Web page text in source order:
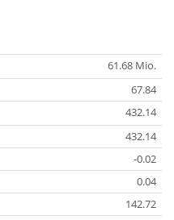
61.68 Mio.
67.84
432.14
432.14
-0.02
0.04
142.72